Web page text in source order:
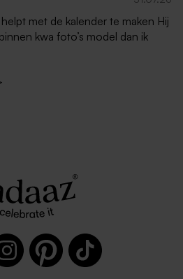
met de kalender te maken Hij
kwa foto’s model dan ik